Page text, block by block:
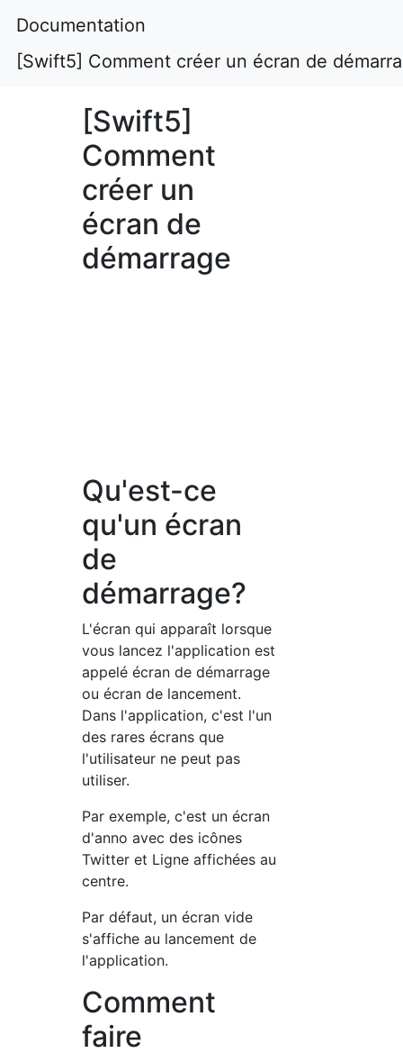
Documentation
[Swift5] Comment créer un écran de
[Swift5]
Comment
créer un
écran de
démarrage
Qu'est-ce
qu'un écran
de
démarrage?
L'écran qui apparaît lorsque
vous lancez l'application est
appelé écran de démarrage
ou écran de lancement.
Dans l'application, c'est l'un
des rares écrans que
l'utilisateur ne peut pas
utiliser.
Par exemple, c'est un écran
d'anno avec des icônes
Twitter et Ligne affichées au
centre.
Par défaut, un écran vide
s'affiche au lancement de
l'application.
Comment
faire